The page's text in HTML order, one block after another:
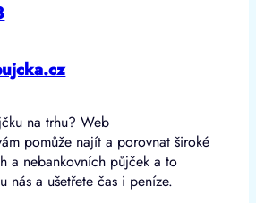
na trhu? Web
pomůže najít a porovnat široké
a nebankovních půjček a to
nás a ušetřete čas i peníze.